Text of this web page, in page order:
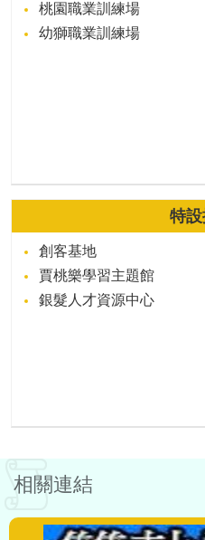
桃園職業訓練場
幼獅職業訓練場
特
創客基地
賈桃樂學習主題館
銀髮人才資源中心
相關連結